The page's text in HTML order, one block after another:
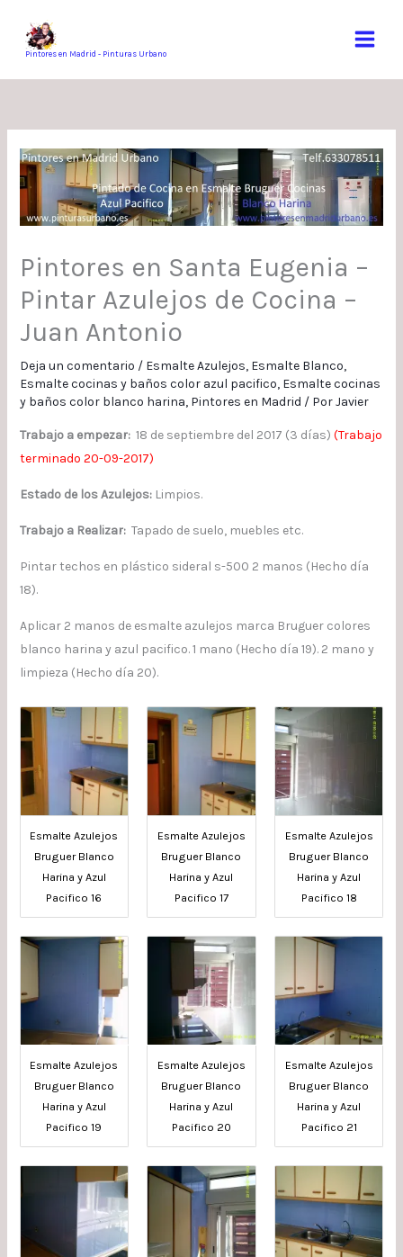
contenidoPintores en Madrid - Pinturas Urbano
Pintores en Santa Eugenia –
Pintar Azulejos de Cocina –
Juan Antonio
Deja un comentario / Esmalte Azulejos, Esmalte Blanco,
Esmalte cocinas y baños color azul pacifico, Esmalte cocinas
y baños color blanco harina, Pintores en Madrid / PorJavier
Trabajo a empezar: 18 de septiembre del 2017 (3 días) (Trabajo
terminado 20-09-2017)
Estado de los Azulejos:Limpios.
Trabajo a Realizar:Tapado de suelo, muebles etc.
Pintar techos en plástico sideral s-500 2 manos (Hecho día
18).
Aplicar 2 manos de esmalte azulejos marca Bruguer colores
blanco harina y azul pacifico. 1 mano (Hecho día 19). 2 mano y
limpieza (Hecho día 20).
Esmalte Azulejos
Bruguer Blanco
Harina y Azul
Pacifico 16
Esmalte Azulejos
Bruguer Blanco
Harina y Azul
Pacifico 17
Esmalte Azulejos
Bruguer Blanco
Harina y Azul
Pacifico 18
Esmalte Azulejos
Bruguer Blanco
Harina y Azul
Pacifico 19
Esmalte Azulejos
Bruguer Blanco
Harina y Azul
Pacifico 20
Esmalte Azulejos
Bruguer Blanco
Harina y Azul
Pacifico 21